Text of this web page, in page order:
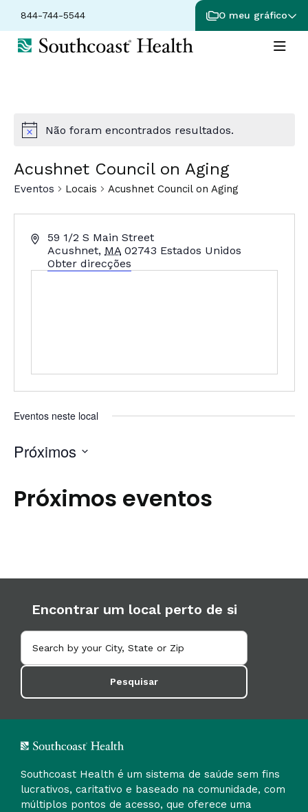
844-744-5544 O meu gráfico
AvisoNão foram encontrados resultados.
Acushnet Council on Aging
Eventos Locais Acushnet Council on Aging
Endereço
59 1/2 S Main Street
Acushnet, MA 02743 Estados Unidos
Obter direcções
Eventos neste local
Próximos
data.
Próximos eventos
Encontrar um local perto de si
Pesquisar
Southcoast Health é um sistema de saúde sem fins
lucrativos, caritativo e baseado na comunidade, com
múltiplos pontos de acesso, que oferece uma